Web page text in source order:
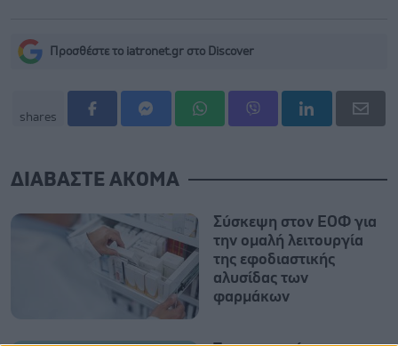
Προσθέστε το iatronet.gr στο Discover
shares
ΔΙΑΒΑΣΤΕ ΑΚΟΜΑ
Σύσκεψη στον ΕΟΦ για
την ομαλή λειτουργία
της εφοδιαστικής
αλυσίδας των
φαρμάκων